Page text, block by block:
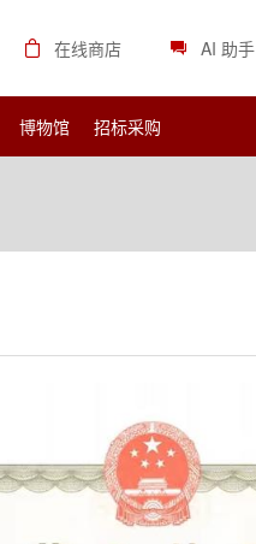
在线商店 AI 助手
博物馆 招标采购